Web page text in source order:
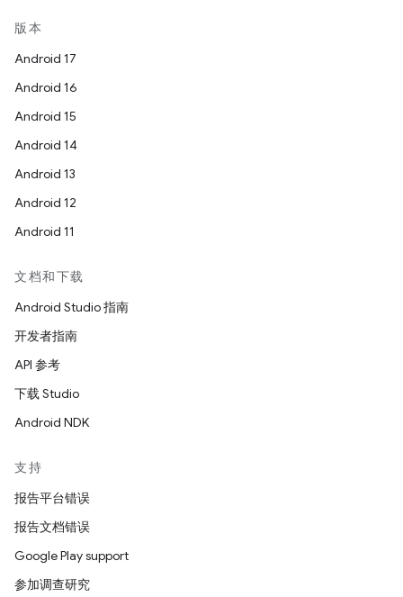
版本
Android 17
Android 16
Android 15
Android 14
Android 13
Android 12
Android 11
文档和下载
Android Studio 指南
开发者指南
API 参考
下载 Studio
Android NDK
支持
报告平台错误
报告文档错误
Google Play support
参加调查研究